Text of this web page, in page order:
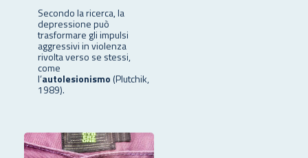
Secondo la ricerca, la
depressione può
trasformare gli impulsi
aggressivi in violenza
rivolta verso se stessi,
come
l’autolesionismo (Plutchik,
1989).